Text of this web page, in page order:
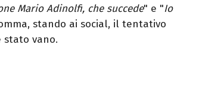
Mario Adinolfi, che succede" e "Io
stando ai social, il tentativo
vano.